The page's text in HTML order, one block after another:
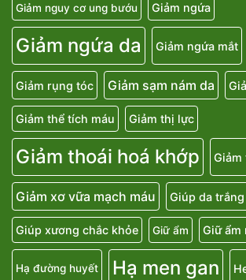
Giảm nguy cơ ung bướu Giảm ngứa
Giảm ngứa da Giảm ngứa mắt
Giảm rụng tóc Giảm sạm nám da
Giảm thể tích máu Giảm thị lực
Giảm thoái hoá khớp Giảm
Giảm xơ vữa mạch máu Giúp da
Giúp xương chắc khỏe Giữ ẩm Giữ ẩm
Hạ đường huyết Hạ men gan